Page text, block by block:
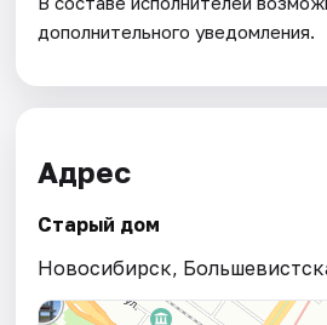
дополнительного уведомления.
Адрес
Старый дом
Новосибирск,